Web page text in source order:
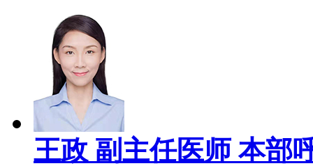
王政 副主任医师本部